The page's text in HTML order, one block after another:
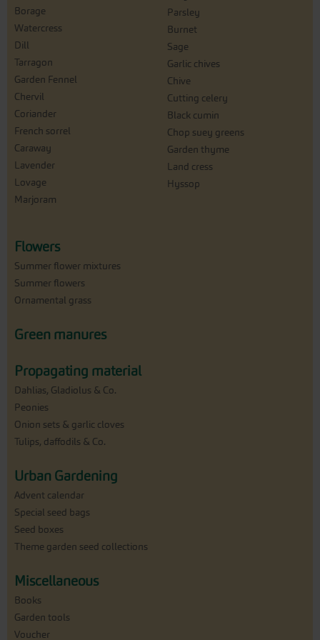
Borage
Watercress
Dill
Tarragon
Garden Fennel
Chervil
Coriander
French sorrel
Caraway
Lavender
Lovage
Marjoram
Parsley
Burnet
Sage
Garlic chives
Chive
Cutting celery
Black cumin
Chop suey greens
Garden thyme
Land cress
Hyssop
Flowers
Summer flower mixtures
Summer flowers
Ornamental grass
Green manures
Propagating material
Dahlias, Gladiolus & Co.
Peonies
Onion sets & garlic cloves
Tulips, daffodils & Co.
Urban Gardening
Advent calendar
Special seed bags
Seed boxes
Theme garden seed collections
Miscellaneous
Books
Garden tools
Voucher